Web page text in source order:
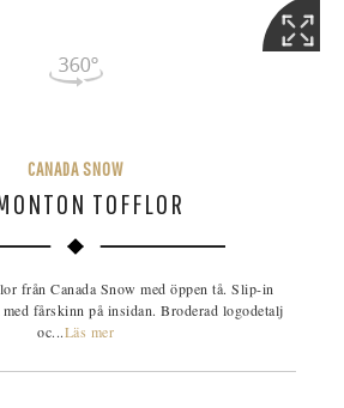
CANADA SNOW
TOFFLOR
från Canada Snow med öppen tå. Slip-in
fårskinn på insidan. Broderad logodetalj
oc...Läs mer